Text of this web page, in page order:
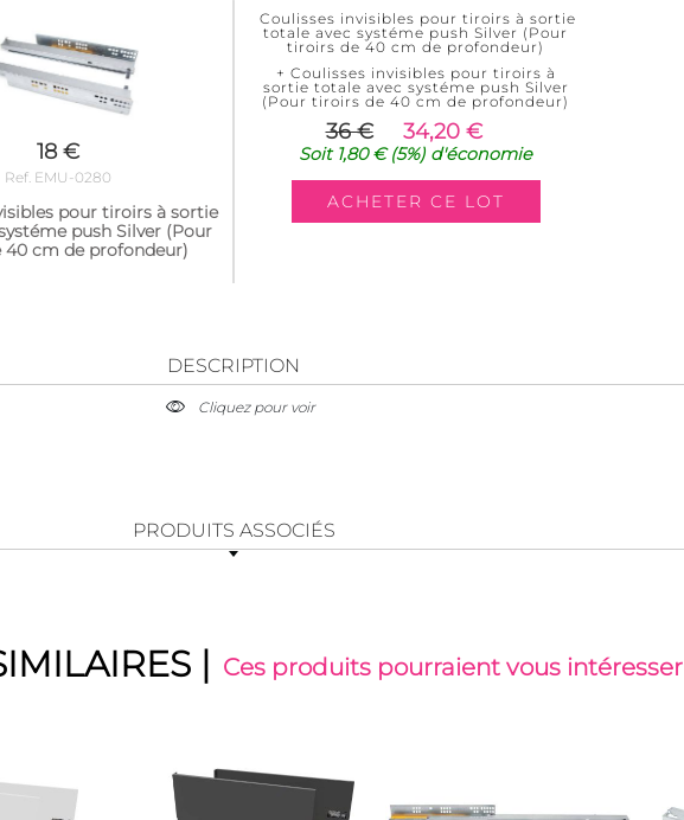
18 €
Ref. EMU-0280
pour tiroirs à sortie
push Silver (Pour
cm de profondeur)
Coulisses invisibles pour tiroirs à sortie
totale avec systéme push Silver (Pour
tiroirs de 40 cm de profondeur)
+ Coulisses invisibles pour tiroirs à
sortie totale avec systéme push Silver
(Pour tiroirs de 40 cm de profondeur)
36 € 34,20 €
Soit 1,80 €(5%) d'économie
DESCRIPTION
Cliquez pour voir
PRODUITS ASSOCIÉS
| Ces produits pourraient vous intéresser